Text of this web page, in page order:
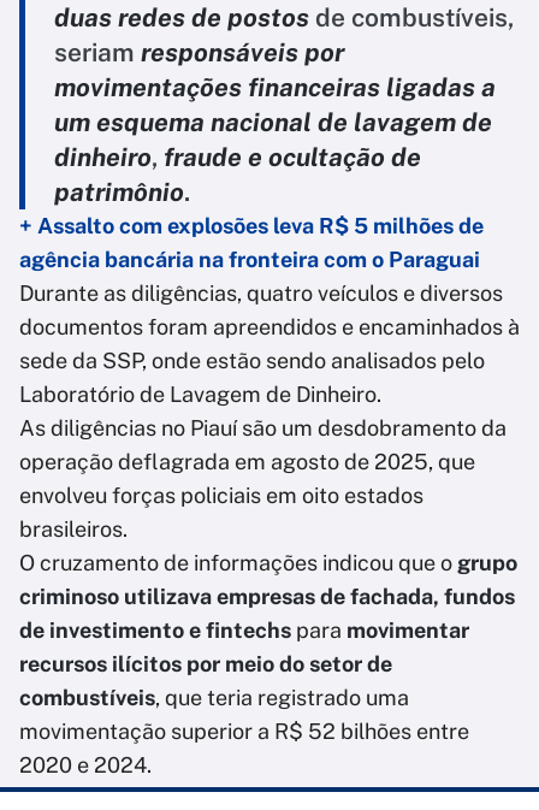
duas redes de postos de combustíveis,
seriam responsáveis por
movimentações financeiras ligadas a
um esquema nacional de lavagem de
dinheiro, fraude e ocultação de
patrimônio.
+ Assalto com explosões leva R$ 5 milhões de
agência bancária na fronteira com o Paraguai
Durante as diligências, quatro veículos e diversos
documentos foram apreendidos e encaminhados à
sede da SSP, onde estão sendo analisados pelo
Laboratório de Lavagem de Dinheiro.
As diligências no Piauí são um desdobramento da
operação deflagrada em agosto de 2025, que
envolveu forças policiais em oito estados
brasileiros.
O cruzamento de informações indicou que o grupo
criminoso utilizava empresas de fachada, fundos
de investimento e fintechs para movimentar
recursos ilícitos por meio do setor de
combustíveis, que teria registrado uma
movimentação superior a R$ 52 bilhões entre
2020 e 2024.